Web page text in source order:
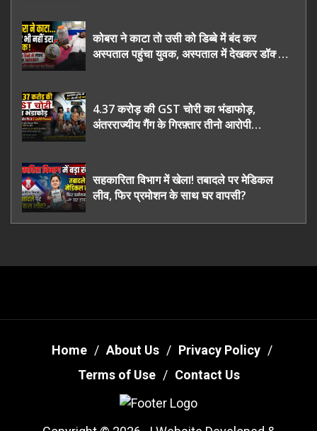
कोबरा ने काटा तो उसी को डिब्बे में बंद कर
अस्पताल पहुंचा युवक, अस्पताल में देखकर डॉक्टर
4.37 करोड़ की GST चोरी का भंडाफोड़,
अंतरराज्यीय गैंग के गिरफ़्तार तीनो आरोपी
सहकारिता विभाग में खेला! तबादले पर मेडिकल
लीव, फिर प्रमोशन के साथ घर वापसी?
Home About Us
Privacy Policy
Terms of Use
Contact Us